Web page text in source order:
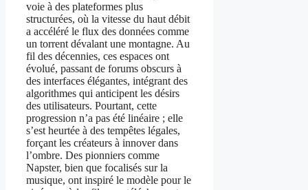
voie à des plateformes plus
structurées, où la vitesse du haut débit
a accéléré le flux des données comme
un torrent dévalant une montagne. Au
fil des décennies, ces espaces ont
évolué, passant de forums obscurs à
des interfaces élégantes, intégrant des
algorithmes qui anticipent les désirs
des utilisateurs. Pourtant, cette
progression n’a pas été linéaire ; elle
s’est heurtée à des tempêtes légales,
forçant les créateurs à innover dans
l’ombre. Des pionniers comme
Napster, bien que focalisés sur la
musique, ont inspiré le modèle pour le